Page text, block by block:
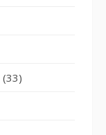
(33)